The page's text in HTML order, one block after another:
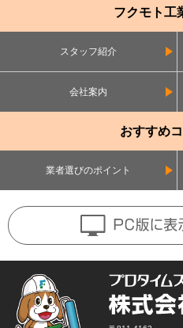
フクモト工
スタッフ紹介
会社案内
おすすめ
業者選びのポイント